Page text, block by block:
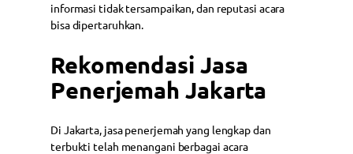
informasi tidak tersampaikan, dan reputasi acara
bisa dipertaruhkan.
Rekomendasi Jasa
Penerjemah Jakarta
Di Jakarta, jasa penerjemah yang lengkap dan
terbukti telah menangani berbagai acara